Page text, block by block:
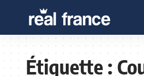
Étiquette :